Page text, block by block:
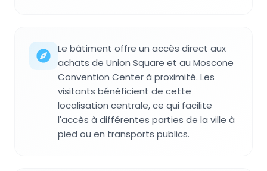
Le bâtiment offre un accès direct aux
achats de Union Square et au Moscone
Convention Center à proximité. Les
visitants bénéficient de cette
localisation centrale, ce qui facilite
l'accès à différentes parties de la ville à
pied ou en transports publics.